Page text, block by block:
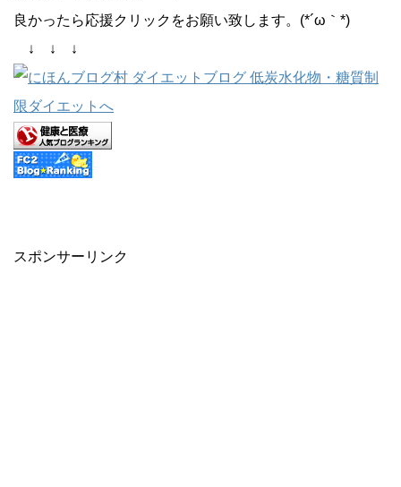
良かったら応援クリックをお願い致します。(*´ω｀*)
↓ ↓ ↓
スポンサーリンク